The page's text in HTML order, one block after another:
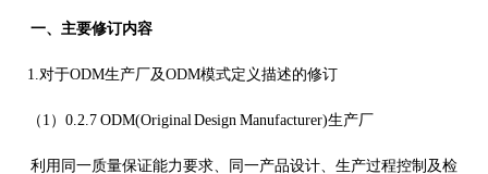
一、主要修订内容
1.对于ODM生产厂及ODM模式定义描述的修订
（ 1 ） 0.2.7 ODM(Original Design Manufacturer)生产厂
利用同一质量保证能力要求、同一产品设计、生产过程控制及检